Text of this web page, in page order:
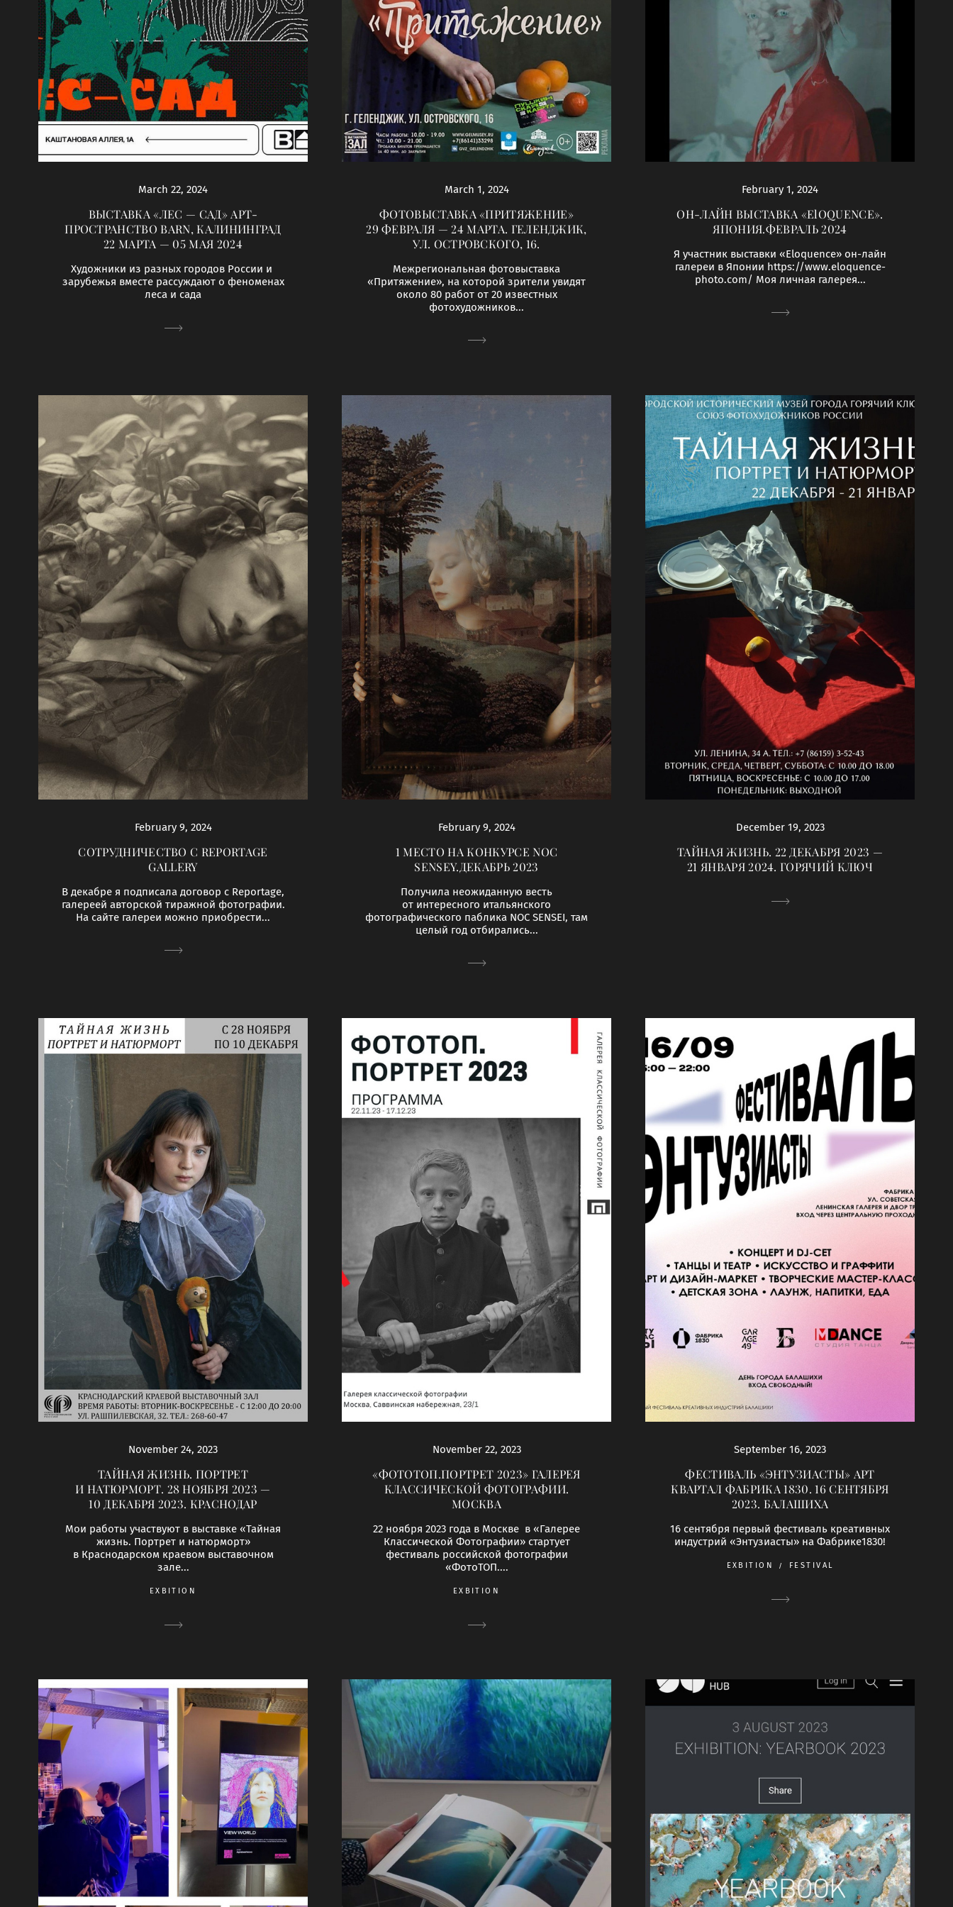
March 22, 2024
ВЫСТАВКА «ЛЕС — САД» АРТ-
ПРОСТРАНСТВО BARN, КАЛИНИНГРАД
22 МАРТА — 05 МАЯ 2024
Художники из разных городов России и
зарубежья вместе рассуждают о феноменах
леса и сада
March 1, 2024
ФОТОВЫСТАВКА «ПРИТЯЖЕНИЕ»
29 ФЕВРАЛЯ — 24 МАРТА. ГЕЛЕНДЖИК,
УЛ. ОСТРОВСКОГО, 16.
Межрегиональная фотовыставка
«Притяжение», на которой зрители увидят
около 80 работ от 20 известных
фотохудожников...
February 1, 2024
ОН-ЛАЙН ВЫСТАВКА «ElOQUENCE».
ЯПОНИЯ.ФЕВРАЛЬ 2024
Я участник выставки «Eloquence» он-лайн
галереи в Японии https://www.eloquence-
photo.com/ Моя личная галерея...
February 9, 2024
СОТРУДНИЧЕСТВО C REPORTAGE
GALLERY
В декабре я подписала договор с Reportage,
галереей авторской тиражной фотографии.
На сайте галереи можно приобрести...
February 9, 2024
1 МЕСТО НА КОНКУРСЕ NOC
SENSEY.ДЕКАБРЬ 2023
Получила неожиданную весть
от интересного итальянского
фотографического паблика NOC SENSEI, там
целый год отбирались...
December 19, 2023
ТАЙНАЯ ЖИЗНЬ. 22 ДЕКАБРЯ 2023 —
21 ЯНВАРЯ 2024. ГОРЯЧИЙ КЛЮЧ
November 24, 2023
ТАЙНАЯ ЖИЗНЬ. ПОРТРЕТ
И НАТЮРМОРТ. 28 НОЯБРЯ 2023 —
10 ДЕКАБРЯ 2023. КРАСНОДАР
Мои работы участвуют в выставке «Тайная
жизнь. Портрет и натюрморт»
в Краснодарском краевом выставочном
зале...
EXBITION
November 22, 2023
«ФОТОТОП.ПОРТРЕТ 2023» ГАЛЕРЕЯ
КЛАССИЧЕСКОЙ ФОТОГРАФИИ.
МОСКВА
22 ноября 2023 года в Москве в «Галерее
Классической Фотографии» стартует
фестиваль российской фотографии
«ФотоТОП....
EXBITION
September 16, 2023
ФЕСТИВАЛЬ «ЭНТУЗИАСТЫ» АРТ
КВАРТАЛ ФАБРИКА 1830. 16 СЕНТЯБРЯ
2023. БАЛАШИХА
16 сентября первый фестиваль креативных
индустрий «Энтузиасты» на Фабрике1830!
EXBITION FESTIVAL